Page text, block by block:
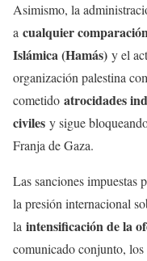
Asimismo, la
a cualquier
Islámica (Hamás) y el
organización palestina
cometido atrocidades
civiles y sigue
Franja de Gaza.
Las sanciones impuestas
la presión internacional
la intensificación de la
comunicado conjunto,